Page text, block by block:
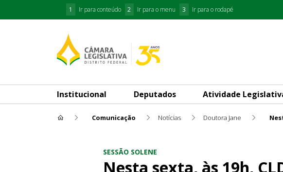
1 Ir para conteúdo 2 Ir para o menu 3 Ir para o rodapé
Institucional Deputados Atividade
Comunicação Notícias Doutora Jane
SESSÃO SOLENE
Nesta sexta, às 19h,